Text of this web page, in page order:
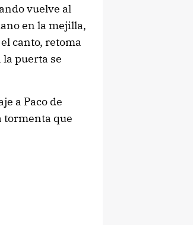
vuelve al
en la mejilla,
canto, retoma
puerta se
a Paco de
tormenta que